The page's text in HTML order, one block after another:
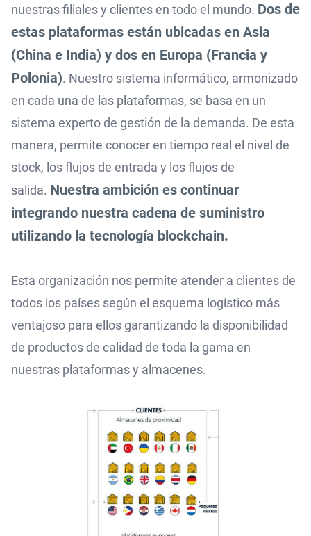
nuestras filiales y clientes en todo el mundo. Dos de
estas plataformas están ubicadas en Asia
(China e India) y dos en Europa (Francia y
Polonia). Nuestro sistema informático, armonizado
en cada una de las plataformas, se basa en un
sistema experto de gestión de la demanda. De esta
manera, permite conocer en tiempo real el nivel de
stock, los flujos de entrada y los flujos de
salida. Nuestra ambición es continuar
integrando nuestra cadena de suministro
utilizando la tecnología blockchain.
Esta organización nos permite atender a clientes de
todos los países según el esquema logístico más
ventajoso para ellos garantizando la disponibilidad
de productos de calidad de toda la gama en
nuestras plataformas y almacenes.